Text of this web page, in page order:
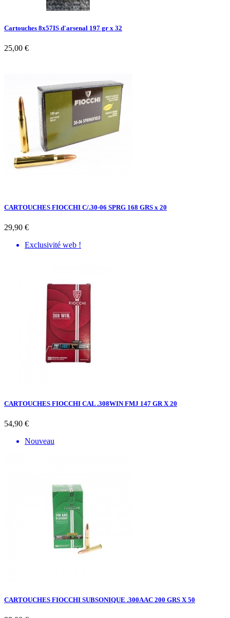
Cartouches 8x57IS d'arsenal 197 gr x 32
25,00 €
CARTOUCHES FIOCCHI C/.30-06 SPRG 168 GRS x 20
29,90 €
Exclusivité web !
CARTOUCHES FIOCCHI CAL .308WIN FMJ 147 GR X 20
54,90 €
Nouveau
CARTOUCHES FIOCCHI SUBSONIQUE .300AAC 200 GRS X 50